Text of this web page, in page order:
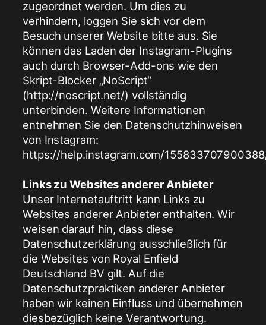
zugeordnet werden. Um dies zu
verhindern, loggen Sie sich vor dem
Besuch unserer Website bitte aus. Sie
können das Laden der Instagram-Plugins
auch durch Browser-Add-ons wie den
Skript-Blocker „NoScript“
(http://noscript.net/) vollständig
unterbinden. Weitere Informationen
entnehmen Sie den Datenschutzhinweisen
von Instagram:
https://help.instagram.com/
Links zu Websites anderer Anbieter
Unser Internetauftritt kann Links zu
Websites anderer Anbieter enthalten. Wir
weisen darauf hin, dass diese
Datenschutzerklärung ausschließlich für
die Websites von Royal Enfield
Deutschland BV gilt. Auf die
Datenschutzpraktiken anderer Anbieter
haben wir keinen Einfluss und übernehmen
diesbezüglich keine Verantwortung.